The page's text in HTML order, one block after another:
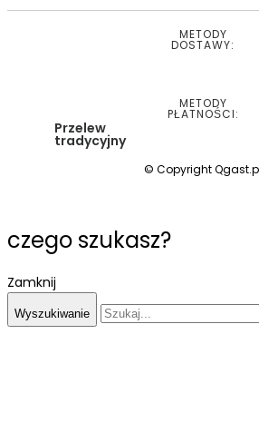
METODY
DOSTAWY:
METODY
PŁATNOŚCI:
Przelew
tradycyjny
© Copyright
czego szukasz?
Zamknij
Wyszukiwanie